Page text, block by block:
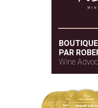
PAR
Wine